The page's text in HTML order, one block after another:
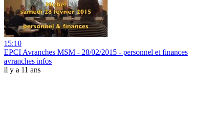
15:10
EPCI Avranches MSM - 28/02/2015 - personnel et finances
avranches infos
il y a 11 ans